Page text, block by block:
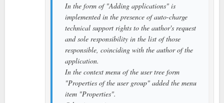
In the form of "Adding applications" is
implemented in the presence of auto-charge
technical support rights to the author's request
and sole responsibility in the list of those
responsible, coinciding with the author of the
application.
In the context menu of the user tree form
"Properties of the user group" added the menu
item "Properties".